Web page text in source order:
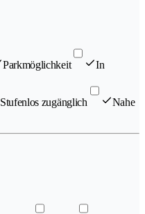
Parkmöglichkeit In
Stufenlos zugänglich
Nahe